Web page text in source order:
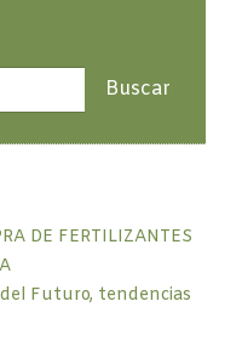
DE FERTILIZANTES
Futuro, tendencias